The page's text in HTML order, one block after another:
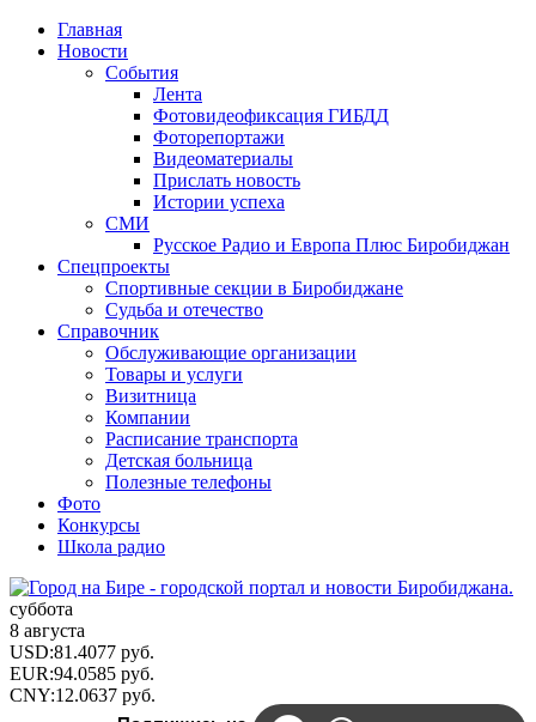
Главная
Новости
События
Лента
Фотовидеофиксация ГИБДД
Фоторепортажи
Видеоматериалы
Прислать новость
Истории успеха
СМИ
Русское Радио и Европа Плюс Биробиджан
Спецпроекты
Спортивные секции в Биробиджане
Судьба и отечество
Справочник
Обслуживающие организации
Товары и услуги
Визитница
Компании
Расписание транспорта
Детская больница
Полезные телефоны
Фото
Конкурсы
Школа радио
суббота
8 августа
USD:81.4077 руб.
EUR:94.0585 руб.
CNY:12.0637 руб.